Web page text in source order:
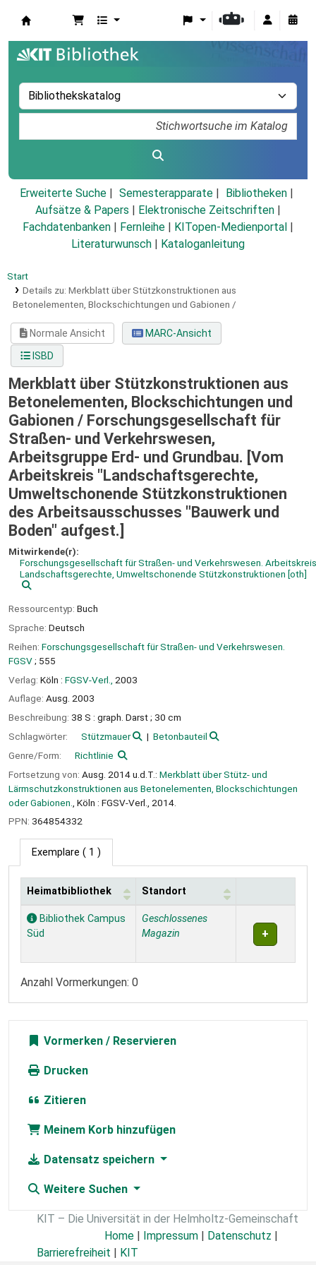
Erweiterte Suche Semesterapparate
Bibliotheken
Aufsätze & Papers
Elektronische Zeitschriften
Fachdatenbanken
Fernleihe KITopen-Medienportal
Literaturwunsch
Kataloganleitung
Start
Details zu: Merkblatt über Stützkonstruktionen aus
Betonelementen, Blockschichtungen und Gabionen /
Normale Ansicht
MARC-Ansicht
ISBD
Merkblatt über Stützkonstruktionen aus
Betonelementen, Blockschichtungen und
Gabionen / Forschungsgesellschaft für
Straßen- und Verkehrswesen,
Arbeitsgruppe Erd- und Grundbau. [Vom
Arbeitskreis "Landschaftsgerechte,
Umweltschonende Stützkonstruktionen
des Arbeitsausschusses "Bauwerk und
Boden" aufgest.]
Mitwirkende(r):
Forschungsgesellschaft für Straßen- und Verkehrswesen. Arbeitskreis
Landschaftsgerechte, Umweltschonende Stützkonstruktionen [oth]
Ressourcentyp: Buch
Sprache: Deutsch
Reihen: Forschungsgesellschaft für Straßen- und Verkehrswesen.
FGSV; 555
Verlag: Köln : FGSV-Verl.,
2003
Auflage: Ausg. 2003
Beschreibung: 38 S : graph. Darst ; 30 cm
Schlagwörter:
Stützmauer
Betonbauteil
Genre/Form:
Richtlinie
Fortsetzung von: Ausg. 2014 u.d.T.: Merkblatt über Stütz- und
Lärmschutzkonstruktionen aus Betonelementen, Blockschichtungen
oder Gabionen.
, Köln : FGSV-Verl., 2014.
PPN: 364854332
Exemplare ( 1 )
Exemplare
Heimatbibliothek Standort
Bibliothek Campus
Süd
Geschlossenes
Magazin
Anzahl Vormerkungen: 0
Vormerken
Drucken
Zitieren
Meinem Korb hinzufügen
Datensatz speichern
Weitere Suchen
KIT – Die Universität in der Helmholtz-Gemeinschaft
Home | Impressum | Datenschutz |
Barrierefreiheit | KIT